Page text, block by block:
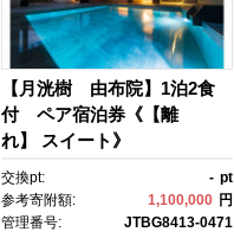
【月洸樹 由布院】1泊2食
付 ペア宿泊券《【離
れ】 スイート》
交換pt: - pt
参考寄附額:
1,100,000 円
管理番号:
JTBG8413-0471